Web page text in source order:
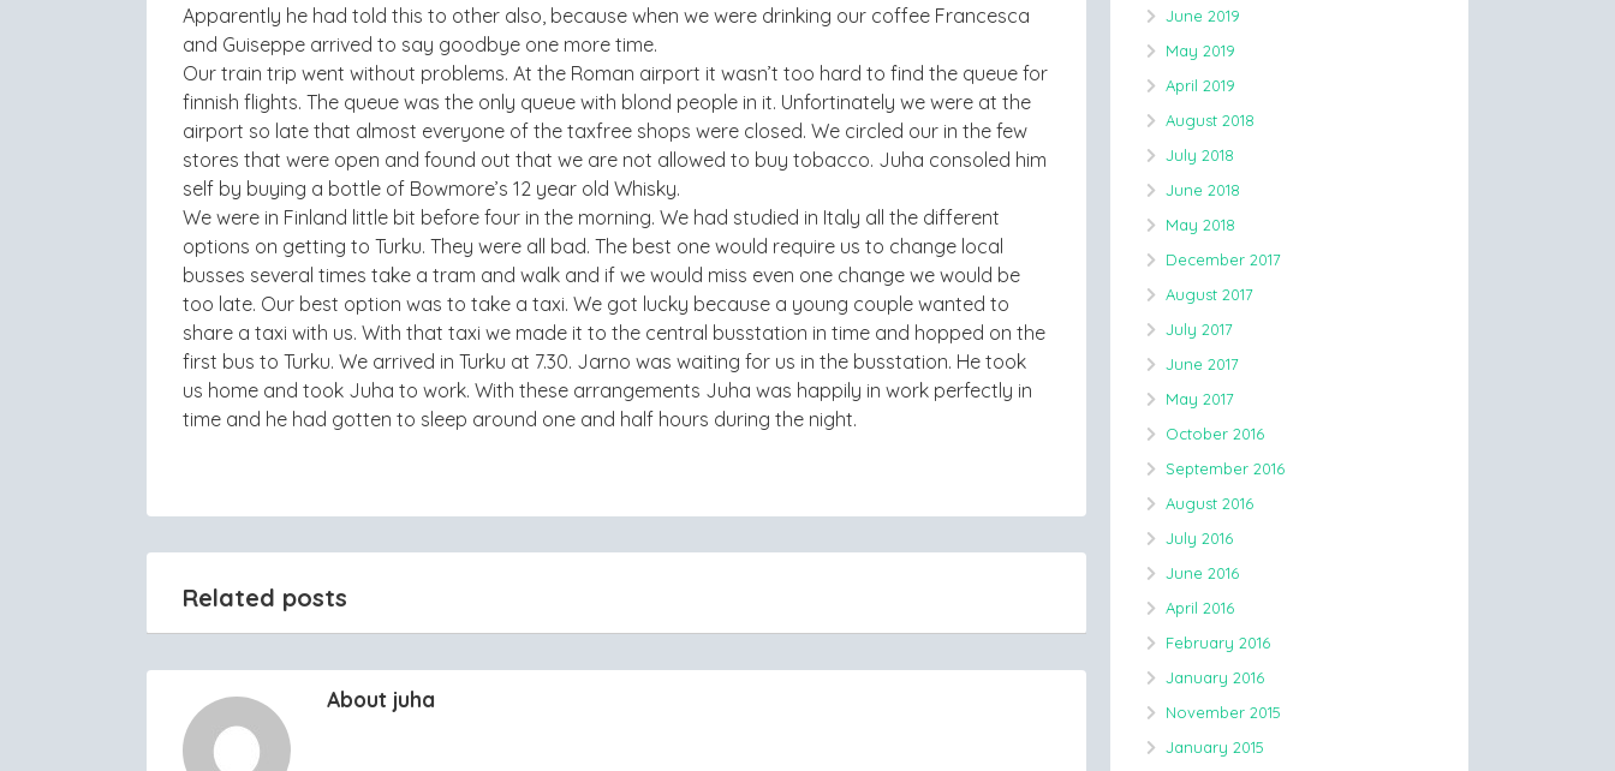
Apparently he had told this to other also, because when we were drinking our coffee Francesca
and Guiseppe arrived to say goodbye one more time.
Our train trip went without problems. At the Roman airport it wasn’t too hard to find the queue for
finnish flights. The queue was the only queue with blond people in it. Unfortinately we were at the
airport so late that almost everyone of the taxfree shops were closed. We circled our in the few
stores that were open and found out that we are not allowed to buy tobacco. Juha consoled him
self by buying a bottle of Bowmore’s 12 year old Whisky.
We were in Finland little bit before four in the morning. We had studied in Italy all the different
options on getting to Turku. They were all bad. The best one would require us to change local
busses several times take a tram and walk and if we would miss even one change we would be
too late. Our best option was to take a taxi. We got lucky because a young couple wanted to
share a taxi with us. With that taxi we made it to the central busstation in time and hopped on the
first bus to Turku. We arrived in Turku at 7.30. Jarno was waiting for us in the busstation. He took
us home and took Juha to work. With these arrangements Juha was happily in work perfectly in
time and he had gotten to sleep around one and half hours during the night.
Related posts
About juha
June 2019
May 2019
April 2019
August 2018
July 2018
June 2018
May 2018
December 2017
August 2017
July 2017
June 2017
May 2017
October 2016
September 2016
August 2016
July 2016
June 2016
April 2016
February 2016
January 2016
November 2015
January 2015